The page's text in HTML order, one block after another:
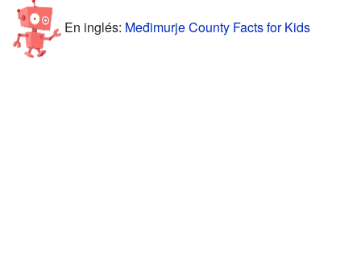
En inglés: Međimurje County Facts for Kids